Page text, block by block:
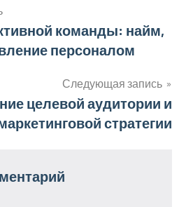
команды: найм,
персоналом
Следующая запись
целевой аудитории и
стратегии